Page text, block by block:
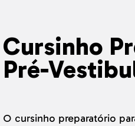
Cursinho
Pré-
O cursinho preparatório